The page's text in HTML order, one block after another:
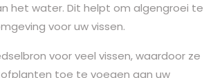
het water. Dit helpt om algengroei te
voor uw vissen.
voor veel vissen, waardoor ze
toe te voegen aan uw